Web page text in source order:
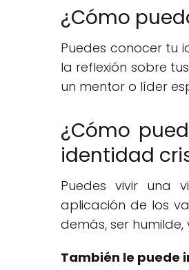
¿Cómo
Puedes conocer tu
la reflexión sobre
un mentor o líder
¿Cómo
identidad
Puedes vivir una
aplicación de los
demás, ser
También le puede